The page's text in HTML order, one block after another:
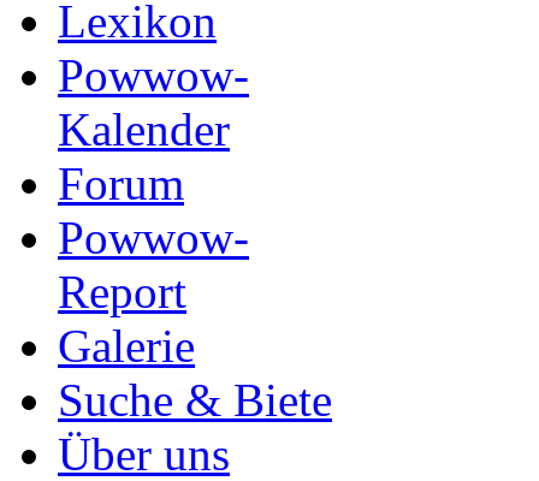
Lexikon
Powwow-
Kalender
Forum
Powwow-
Report
Galerie
Suche & Biete
Über uns